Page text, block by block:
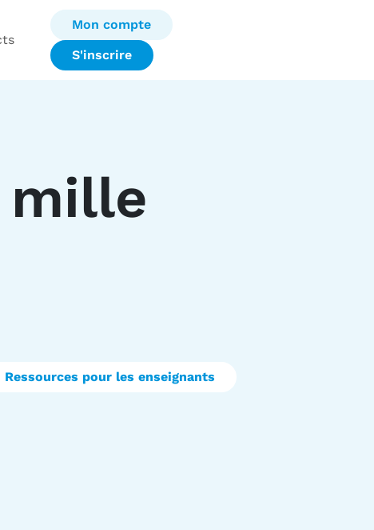
Mon compte
S'inscrire
mille
Ressources pour les enseignants